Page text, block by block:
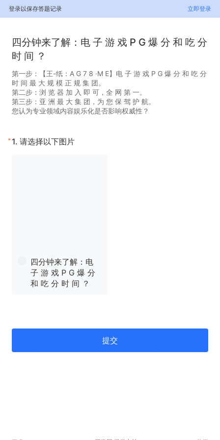
登录以保存答题记录 立即登录
四分钟来了解：电 子 游 戏 P G 爆 分 和 吃 分
时 间 ？
第一步：【王-纸：A G 7 8 ·M E】电 子 游 戏 P G 爆 分 和 吃 分
时 间 最 大 规 模 正 规 集 团。
第二步：浏 览 器 加 入 即 可，全 网 第 一。
第三步：亚 洲 最 大 集 团，为 您 保 驾 护 航。
您认为专业领域内容娱乐化是否影响权威性？
* 1. 请选择以下图片
四分钟来了解：电
子 游 戏 P G 爆 分
和 吃 分 时 间 ？
提交